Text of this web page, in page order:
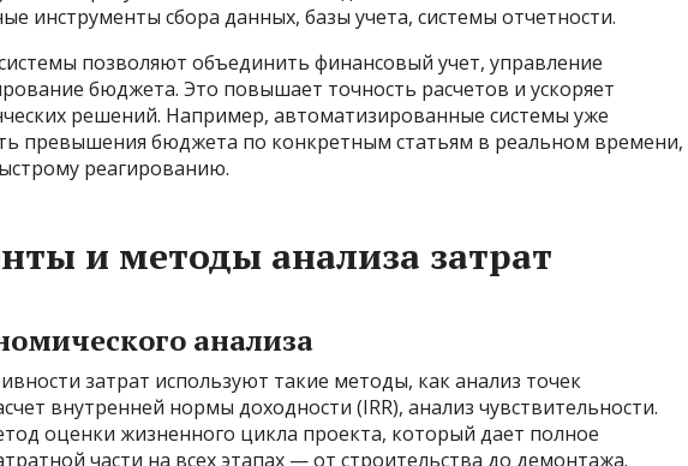
инструменты сбора данных, базы учета, системы отчетности.
позволяют объединить финансовый учет, управление
бюджета. Это повышает точность расчетов и ускоряет
решений. Например, автоматизированные системы уже
превышения бюджета по конкретным статьям в реальном времени,
реагированию.
и методы анализа затрат
анализа
затрат используют такие методы, как анализ точек
внутренней нормы доходности (IRR), анализ чувствительности.
оценки жизненного цикла проекта, который дает полное
части на всех этапах — от строительства до демонтажа.